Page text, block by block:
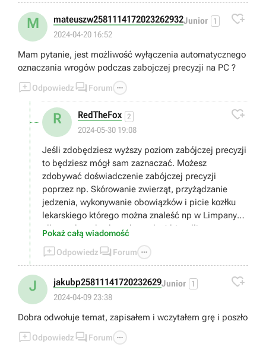
M mateuszw2581114172023262932Junior 1
2024-04-20 16:52

Mam pytanie, jest możliwość wyłączenia automatycznego
oznaczania wrogów podczas zabojczej precyzji na PC ?
Odpowiedz  Forum 
R RedTheFox 2
2024-05-30 19:08

Jeśli zdobędziesz wyższy poziom zabójczej precyzji
to będziesz mógł sam zaznaczać. Możesz
zdobywać doświadczenie zabójczej precyzji
poprzez np. Skórowanie zwierząt, przyżądzanie
jedzenia, wykonywanie obowiązków i picie kozłku
lekarskiego którego można znaleść np w Limpany
albo w skrzynkach w obozach o'driscolli
Pokaż całą wiadomość
Odpowiedz  Forum 
J jakubp25811141720232629Junior 1
2024-04-09 23:38

Dobra odwołuje temat, zapisałem i wczytałem grę i poszło
Odpowiedz  Forum 